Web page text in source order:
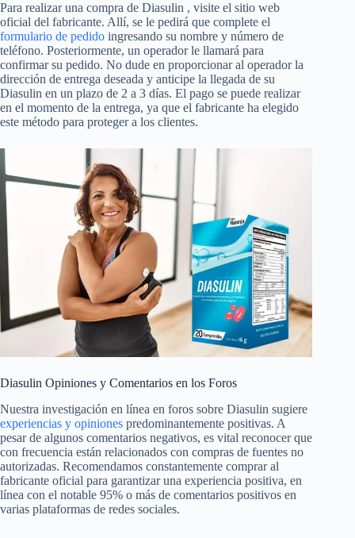
Para realizar una compra de Diasulin , visite el sitio web
oficial del fabricante. Allí, se le pedirá que complete el
formulario de pedido ingresando su nombre y número de
teléfono. Posteriormente, un operador le llamará para
confirmar su pedido. No dude en proporcionar al operador la
dirección de entrega deseada y anticipe la llegada de su
Diasulin en un plazo de 2 a 3 días. El pago se puede realizar
en el momento de la entrega, ya que el fabricante ha elegido
este método para proteger a los clientes.
Diasulin Opiniones y Comentarios en los Foros
Nuestra investigación en línea en foros sobre Diasulin sugiere
experiencias y opiniones predominantemente positivas. A
pesar de algunos comentarios negativos, es vital reconocer que
con frecuencia están relacionados con compras de fuentes no
autorizadas. Recomendamos constantemente comprar al
fabricante oficial para garantizar una experiencia positiva, en
línea con el notable 95% o más de comentarios positivos en
varias plataformas de redes sociales.